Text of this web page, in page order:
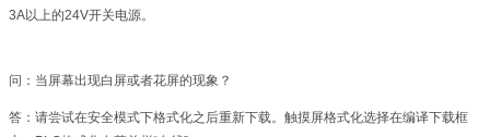
3A以上的24V开关电源。
问：当屏幕出现白屏或者花屏的现象？
答：请尝试在安全模式下格式化之后重新下载。触摸屏格式化选择在编译下载框